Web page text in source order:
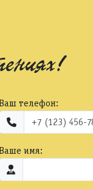
телефон:
имя: